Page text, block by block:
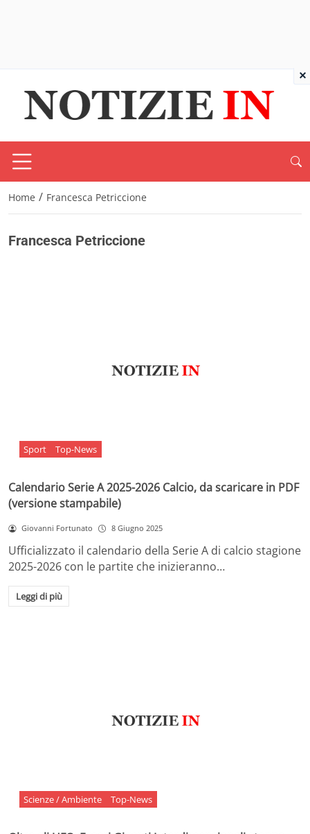
Home / Francesca Petriccione
Francesca Petriccione
Sport Top-News
Calendario Serie A 2025-2026 Calcio, da scaricare in PDF
(versione stampabile)
Giovanni Fortunato 8 Giugno 2025
Ufficializzato il calendario della Serie A di calcio stagione
2025-2026 con le partite che inizieranno…
Leggi di più
Scienze / Ambiente Top-News
×